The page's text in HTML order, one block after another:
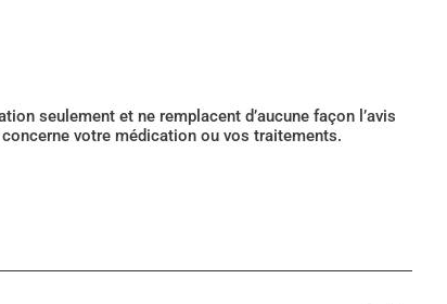
seulement et ne remplacent d’aucune façon l’avis
votre médication ou vos traitements.